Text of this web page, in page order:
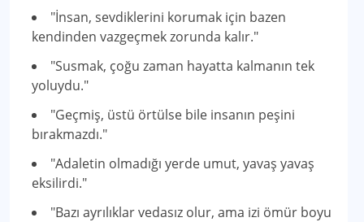
"İnsan, sevdiklerini korumak için bazen
kendinden vazgeçmek zorunda kalır."
"Susmak, çoğu zaman hayatta kalmanın tek
yoluydu."
"Geçmiş, üstü örtülse bile insanın peşini
bırakmazdı."
"Adaletin olmadığı yerde umut, yavaş yavaş
eksilirdi."
"Bazı ayrılıklar vedasız olur, ama izi ömür boyu